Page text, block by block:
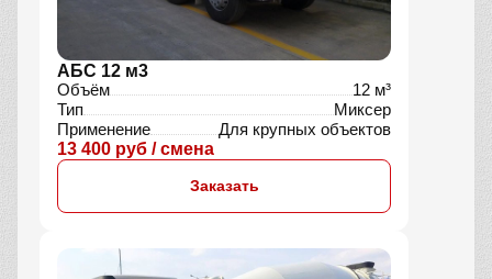
АБС 12 м3
Объём
12 м³
Тип
Миксер
Применение
Для крупных объектов
13 400 руб / смена
Заказать